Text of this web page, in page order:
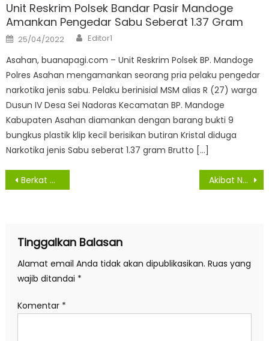
Unit Reskrim Polsek Bandar Pasir Mandoge
Amankan Pengedar Sabu Seberat 1.37 Gram
Posted
on
25/04/2022 Author
Editor1
Asahan, buanapagi.com – Unit Reskrim Polsek BP. Mandoge
Polres Asahan mengamankan seorang pria pelaku pengedar
narkotika jenis sabu. Pelaku berinisial MSM alias R (27) warga
Dusun IV Desa Sei Nadoras Kecamatan BP. Mandoge
Kabupaten Asahan diamankan dengan barang bukti 9
bungkus plastik klip kecil berisikan butiran Kristal diduga
Narkotika jenis Sabu seberat 1.37 gram Brutto […]
Navigasi
Berkat Aplikasi Horas Paten, Polsek Bosar Maligas Ringkus Pelaku Jambret Akibat Ngebut di Tikungan, Wanita Pejalan Kaki Tewas Dihantam Kijang
Tinggalkan Balasan
Alamat email Anda tidak akan dipublikasikan. Ruas yang
wajib ditandai *
Komentar *